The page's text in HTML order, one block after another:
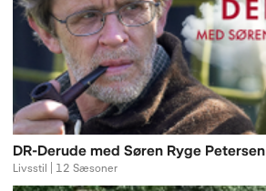
DR-Derude med Søren Ryge Petersen
Livsstil | 12 Sæsoner